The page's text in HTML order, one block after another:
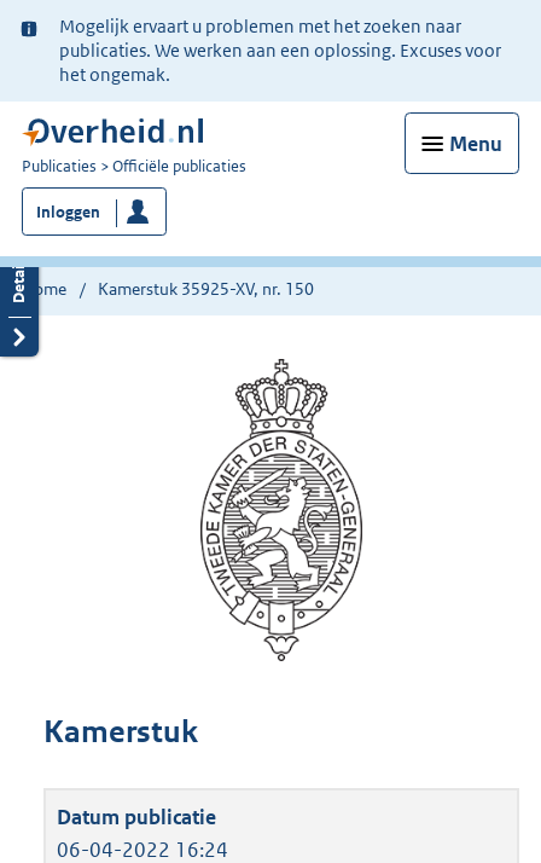
Ter
informatie:
Mogelijk ervaart u problemen met het zoeken naar
publicaties. We werken aan een oplossing. Excuses voor
het ongemak.
Menu
U
bent
nu
hier:
Publicaties Officiële publicaties
Inloggen
Home Kamerstuk 35925-XV, nr. 150
Kamerstuk
06-04-2022 16:24